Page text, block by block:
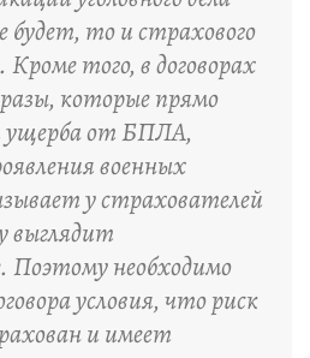
будет, то и страхового
того, в договорах
которые прямо
ущерба от БПЛА,
военных
у страхователей
выглядит
Поэтому необходимо
условия, что риск
и имеет